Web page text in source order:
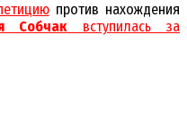
против нахождения
Собчаквступилась за